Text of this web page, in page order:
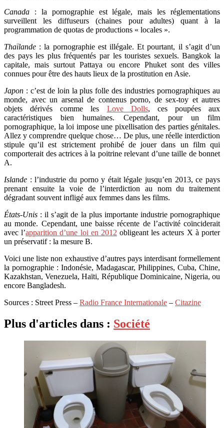
Canada : la pornographie est légale, mais les réglementations
surveillent les diffuseurs (chaines pour adultes) quant à la
programmation de quotas de productions « locales ».
Thaïlande : la pornographie est illégale. Et pourtant, il s’agit d’un
des pays les plus fréquentés par les touristes sexuels. Bangkok la
capitale, mais surtout Pattaya ou encore Phuket sont des villes
connues pour être des hauts lieux de la prostitution en Asie.
Japon : c’est de loin la plus folle des industries pornographiques au
monde, avec un arsenal de contenus porno, de sex-toy et autres
objets dérivés comme les Love Dolls, ces poupées aux
caractéristiques bien humaines. Cependant, pour un film
pornographique, la loi impose une pixellisation des parties génitales.
Allez y comprendre quelque chose… De plus, une réelle interdiction
stipule qu’il est strictement prohibé de jouer dans un film qui
comporterait des actrices à la poitrine relevant d’une taille de bonnet
A.
Islande : l’industrie du porno y était légale jusqu’en 2013, ce pays
prenant ensuite la voie de l’interdiction au nom du traitement
dégradant souvent infligé aux femmes dans les films.
États-Unis : il s’agit de la plus importante industrie pornographique
au monde. Cependant, une baisse récente de l’activité coïnciderait
avec l’apparition d’une loi en 2012obligeant les acteurs X à porter
un préservatif : la mesure B.
Voici une liste non exhaustive d’autres pays interdisant formellement
la pornographie : Indonésie, Madagascar, Philippines, Cuba, Chine,
Kazakhstan, Venezuela, Haïti, République Dominicaine, Nigeria, ou
encore Bangladesh.
Sources : Street Press – Radio France Internationale – Citazine
Plus d'articles dans : Société